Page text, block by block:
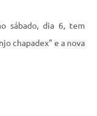
sábado, dia 6, tem
chapadex” e a nova